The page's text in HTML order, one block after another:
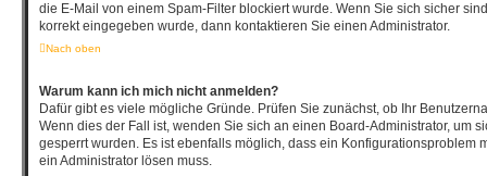
die E-Mail von einem Spam-Filter blockiert wurde. Wenn Sie sich sicher
korrekt eingegeben wurde, dann kontaktieren Sie einen Administrator.
Nach oben
Warum kann ich mich nicht anmelden?
Dafür gibt es viele mögliche Gründe. Prüfen Sie zunächst, ob Ihr
Wenn dies der Fall ist, wenden Sie sich an einen Board-Administrator, um
gesperrt wurden. Es ist ebenfalls möglich, dass ein Konfigurationsproblem
ein Administrator lösen muss.